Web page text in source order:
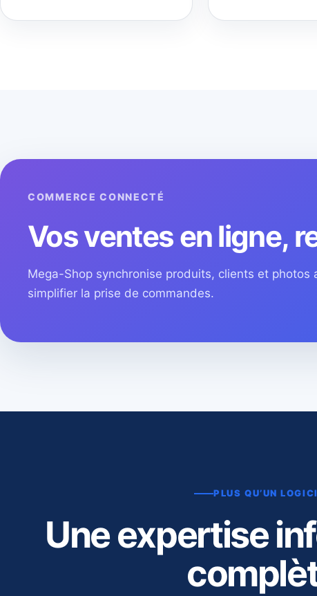
COMMERCE CONNECTÉ
Vos ventes en ligne,
Mega-Shop synchronise produits, clients et photos
simplifier la prise de commandes.
PLUS QU’UN
Une expertise